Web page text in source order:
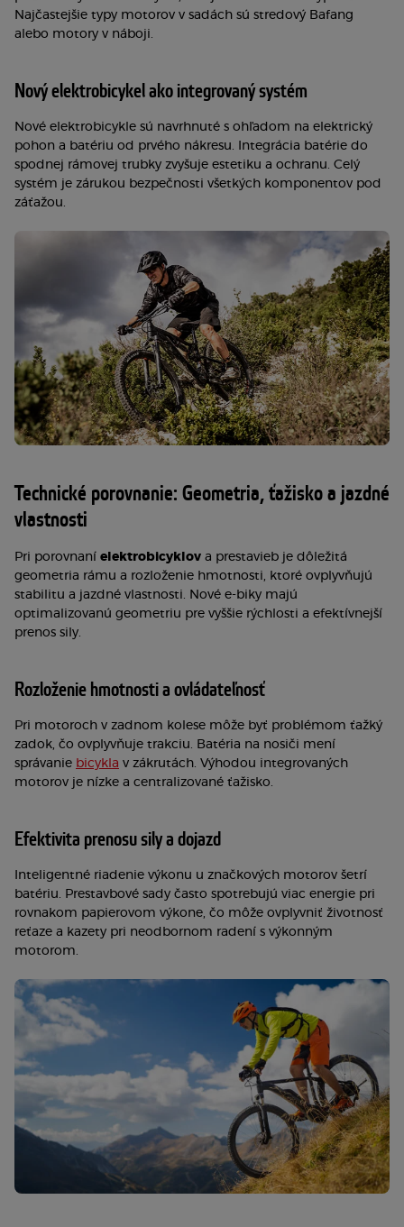
Najčastejšie typy motorov v sadách sú stredový Bafang
alebo motory v náboji.
Nový elektrobicykel ako integrovaný systém
Nové elektrobicykle sú navrhnuté s ohľadom na elektrický
pohon a batériu od prvého nákresu. Integrácia batérie do
spodnej rámovej trubky zvyšuje estetiku a ochranu. Celý
systém je zárukou bezpečnosti všetkých komponentov pod
záťažou.
Technické porovnanie: Geometria, ťažisko a jazdné
vlastnosti
Pri porovnaní elektrobicyklov a prestavieb je dôležitá
geometria rámu a rozloženie hmotnosti, ktoré ovplyvňujú
stabilitu a jazdné vlastnosti. Nové e-biky majú
optimalizovanú geometriu pre vyššie rýchlosti a efektívnejší
prenos sily.
Rozloženie hmotnosti a ovládateľnosť
Pri motoroch v zadnom kolese môže byť problémom ťažký
zadok, čo ovplyvňuje trakciu. Batéria na nosiči mení
správanie bicykla v zákrutách. Výhodou integrovaných
motorov je nízke a centralizované ťažisko.
Efektivita prenosu sily a dojazd
Inteligentné riadenie výkonu u značkových motorov šetrí
batériu. Prestavbové sady často spotrebujú viac energie pri
rovnakom papierovom výkone, čo môže ovplyvniť životnosť
reťaze a kazety pri neodbornom radení s výkonným
motorom.